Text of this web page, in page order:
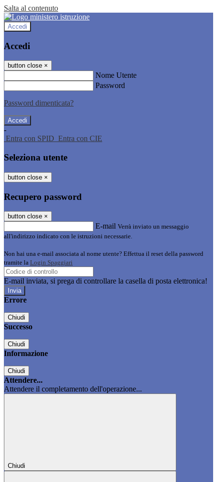
Salta al contenuto
Accedi
Accedi
button close ×
Nome Utente
Password
Password dimenticata?
-
Entra con SPID Entra con CIE
Seleziona utente
button close ×
Recupero password
button close ×
E-mail Verrà inviato un messaggio
all'indirizzo indicato con le istruzioni necessarie.
Non hai una e-mail associata al nome utente? Effettua il reset della password
tramite la Login Spaggiari
E-mail inviata, si prega di controllare la casella di posta elettronica!
Errore
Chiudi
Successo
Chiudi
Informazione
Chiudi
Attendere...
Attendere il completamento dell'operazione...
Chiudi